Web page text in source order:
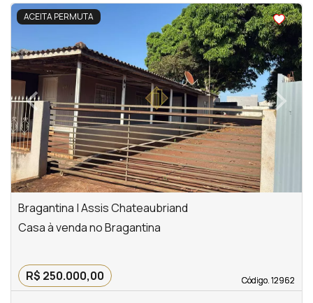
ACEITA PERMUTA
<<<
‹Previous ›
Next
Bragantina | Assis Chateaubriand
Código. 12962
Código. 12962
Casa à venda no Bragantina
R$ 250.000,00